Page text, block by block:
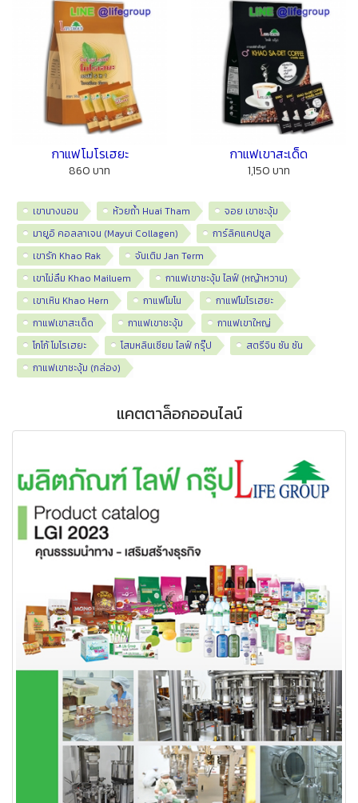
กาแฟโมโรเฮยะ
860 บาท
กาแฟเขาสะเด็ด
1,150 บาท
เขานางนอน ห้วยถ้ำ Huai Tham
จอย เขาชะงุ้ม
มายูอิ คอลลาเจน (Mayui Collagen)
การ์ลิคแคปซูล
เขารัก Khao Rak
จันเติม Jan Term
เขาไม่ลืม Khao Mailuem
กาแฟเขาชะงุ้ม ไลฟ์ (หญ้าหวาน)
เขาเหิน Khao Hern
กาแฟโมโน
กาแฟโมโรเฮยะ
กาแฟเขาสะเด็ด
กาแฟเขาชะงุ้ม
กาแฟเขาใหญ่
โกโก้ โมโรเฮยะ
โสมหลินเซียม ไลฟ์ กรุ๊ป
สตรีจิน ซัน ซัน
กาแฟเขาชะงุ้ม (กล่อง)
แคตตาล็อกออนไลน์